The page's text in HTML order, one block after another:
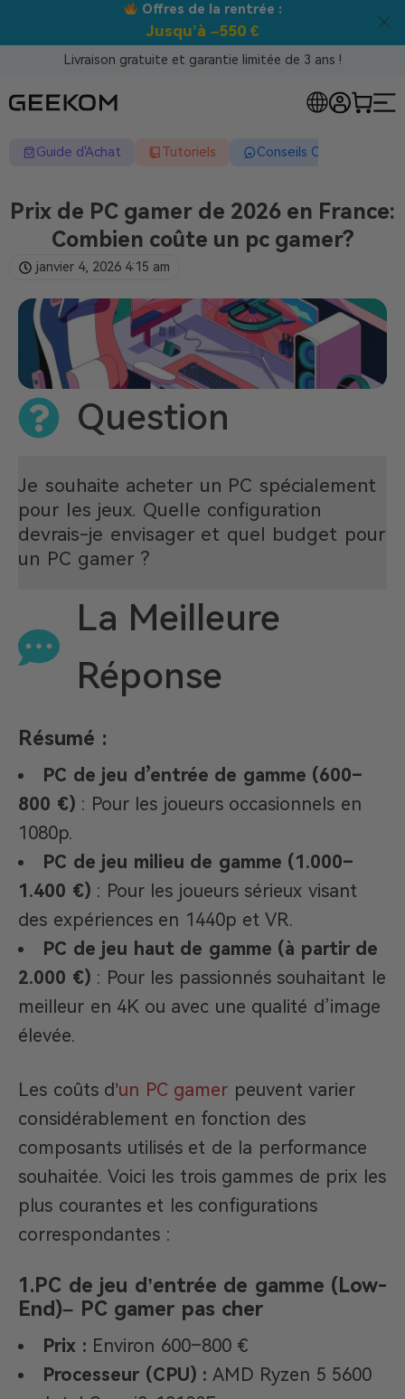
Offres de la rentrée :
Jusqu’à –550 €
Livraison gratuite et garantie limitée de 3 ans !
Guide d'Achat Tutoriels Conseils Complets
Prix de PC gamer de 2026 en France:
Combien coûte un pc gamer?
janvier 4, 2026 4:15 am
Question
Je souhaite acheter un PC spécialement
pour les jeux. Quelle configuration
devrais-je envisager et quel budget pour
un PC gamer ?
La Meilleure
Réponse
Résumé :
PC de jeu d’entrée de gamme (600–
800 €) : Pour les joueurs occasionnels en
1080p.
PC de jeu milieu de gamme (1.000–
1.400 €) : Pour les joueurs sérieux visant
des expériences en 1440p et VR.
PC de jeu haut de gamme (à partir de
2.000 €) : Pour les passionnés souhaitant le
meilleur en 4K ou avec une qualité d’image
élevée.
Les coûts d’un PC gamer peuvent varier
considérablement en fonction des
composants utilisés et de la performance
souhaitée. Voici les trois gammes de prix les
plus courantes et les configurations
correspondantes :
1. PC de jeu d’entrée de gamme (Low-
End)– PC gamer pas cher
Prix : Environ 600–800 €
Processeur (CPU) : AMD Ryzen 5 5600